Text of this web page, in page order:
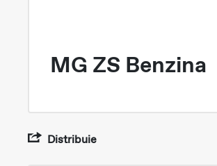
MG ZS Benzina
Distribuie